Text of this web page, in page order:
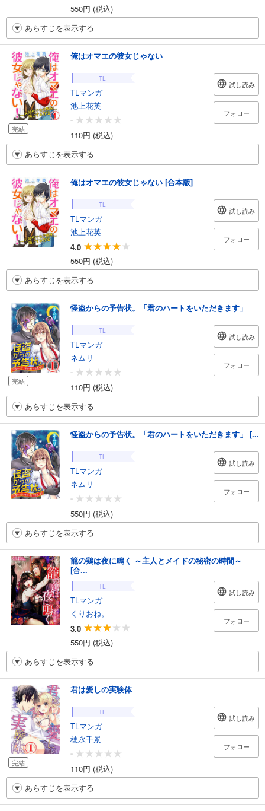
550円 (税込)
あらすじを表示する
完結
俺はオマエの彼女じゃない
TL
TLマンガ
池上花英
-
110円 (税込)
試し読み
フォロー
あらすじを表示する
俺はオマエの彼女じゃない [合本版]
TL
TLマンガ
池上花英
4.0
550円 (税込)
試し読み
フォロー
あらすじを表示する
完結
怪盗からの予告状。「君のハートをいただきます」
TL
TLマンガ
ネムリ
-
110円 (税込)
試し読み
フォロー
あらすじを表示する
怪盗からの予告状。「君のハートをいただきます」 [...
TL
TLマンガ
ネムリ
-
550円 (税込)
試し読み
フォロー
あらすじを表示する
籠の鶏は夜に鳴く ～主人とメイドの秘密の時間～
[合...
TL
TLマンガ
くりおね。
3.0
550円 (税込)
試し読み
フォロー
あらすじを表示する
完結
君は愛しの実験体
TL
TLマンガ
穂永千景
-
110円 (税込)
試し読み
フォロー
あらすじを表示する